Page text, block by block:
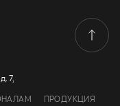
7,
ПРОДУКЦИЯ